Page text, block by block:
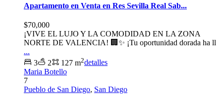
Apartamento en Venta en Res Sevilla Real Sab...
$70,000
¡VIVE EL LUJO Y LA COMODIDAD EN LA ZONA
NORTE DE VALENCIA! 🏢✨ ¡Tu oportunidad dorada ha ll
...
3
2 127 m2detalles
Maria Botello
7
Pueblo de San Diego, San Diego